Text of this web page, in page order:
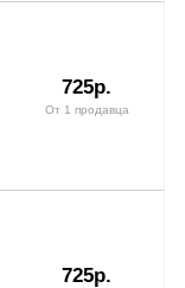
725р.
От 1 продавца
725р.